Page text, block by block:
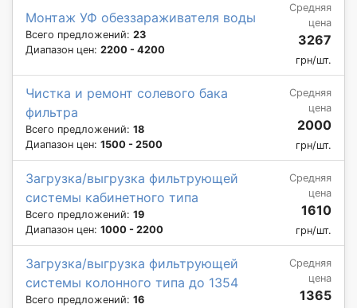
Монтаж УФ обеззараживателя воды
Всего предложений: 23
Диапазон цен: 2200 - 4200
Средняя
цена
3267
грн/шт.
Чистка и ремонт солевого бака
фильтра
Всего предложений: 18
Диапазон цен: 1500 - 2500
Средняя
цена
2000
грн/шт.
Загрузка/выгрузка фильтрующей
системы кабинетного типа
Всего предложений: 19
Диапазон цен: 1000 - 2200
Средняя
цена
1610
грн/шт.
Загрузка/выгрузка фильтрующей
системы колонного типа до 1354
Всего предложений: 16
Средняя
цена
1365